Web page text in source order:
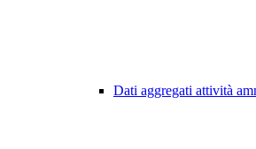
Dati aggregati attività